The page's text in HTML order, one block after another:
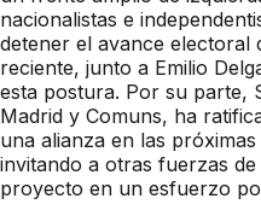
nacionalistas e
detener el avance electoral
reciente, junto a Emilio
esta postura. Por su parte,
Madrid y Comuns, ha
una alianza en las
invitando a otras fuerzas
proyecto en un esfuerzo